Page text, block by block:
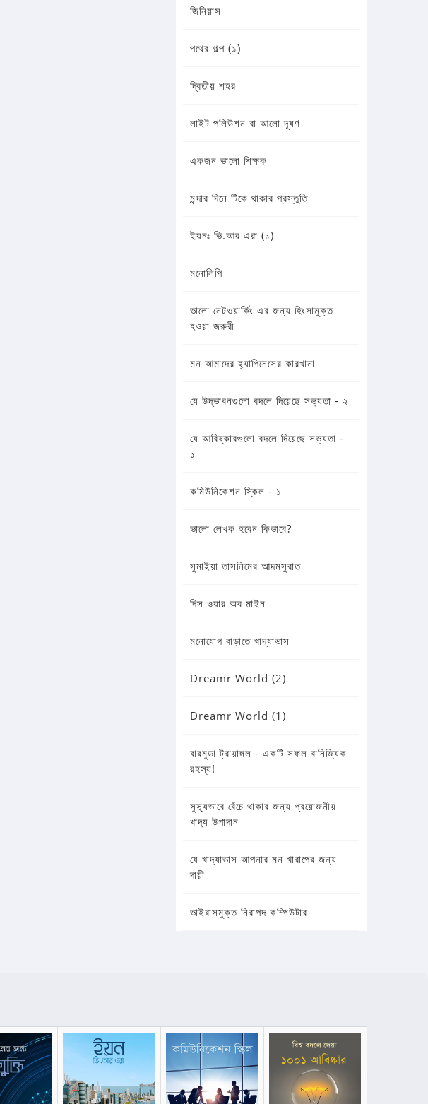
জিনিয়াস
পথের গল্প (১)
দ্বিতীয় শহর
লাইট পলিউশন বা আলো দূষণ
একজন ভালো শিক্ষক
মন্দার দিনে টিকে থাকার প্রস্তুতি
ইয়নঃ ভি.আর এরা (১)
মনোলিপি
ভালো নেটওয়ার্কিং এর জন্য হিংসামুক্ত
হওয়া জরুরী
মন আমাদের হ্যাপিনেসের কারখানা
যে উদ্ভাবনগুলো বদলে দিয়েছে সভ্যতা - ২
যে আবিষ্কারগুলো বদলে দিয়েছে সভ্যতা -
১
কমিউনিকেশন স্কিল - ১
ভালো লেখক হবেন কিভাবে?
সুমাইয়া তাসনিমের আদমসুরাত
দিস ওয়ার অব মাইন
মনোযোগ বাড়াতে খাদ্যাভাস
Dreamr World (2)
Dreamr World (1)
বারমুডা ট্রায়াঙ্গল - একটি সফল বানিজ্যিক
রহস্য!
সুস্থ্যভাবে বেঁচে থাকার জন্য প্রয়োজনীয়
খাদ্য উপাদান
যে খাদ্যাভাস আপনার মন খারাপের জন্য
দায়ী
ভাইরাসমুক্ত নিরাপদ কম্পিউটার